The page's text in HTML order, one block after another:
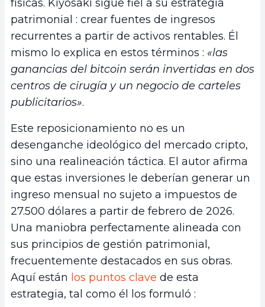
físicas. Kiyosaki sigue fiel a su estrategia
patrimonial : crear fuentes de ingresos
recurrentes a partir de activos rentables. Él
mismo lo explica en estos términos : «las
ganancias del bitcoin serán invertidas en dos
centros de cirugía y un negocio de carteles
publicitarios».
Este reposicionamiento no es un
desenganche ideológico del mercado cripto,
sino una realineación táctica. El autor afirma
que estas inversiones le deberían generar un
ingreso mensual no sujeto a impuestos de
27.500 dólares a partir de febrero de 2026.
Una maniobra perfectamente alineada con
sus principios de gestión patrimonial,
frecuentemente destacados en sus obras.
Aquí están los puntos clave de esta
estrategia, tal como él los formuló :